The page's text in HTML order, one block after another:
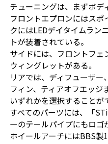
チューニングは、まずボデ
フロントエプロンにはス
クにはLEDデイタイムラン
トが装着されている。
サイドには、フロントフ
ウィングレットがある。
リアでは、ディフューザ
フィン、ティアオフエッ
いずれかを選択することが
すべてのパーツには、「
ーのテールパイプにもロゴ
ホイールアーチにはBBS製